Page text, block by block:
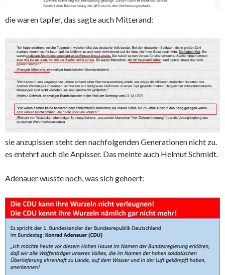
die waren tapfer, das sagte auch Mitterand:
sie anzupissen steht den nachfolgenden Generationen nicht zu.
es entehrt auch die Anpisser. Das meinte auch Helmut Schmidt.
Adenauer wusste noch, was sich gehoert: